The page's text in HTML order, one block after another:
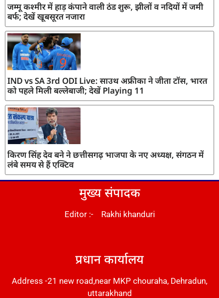
जम्मू कश्मीर में हाड़ कंपाने वाली ठंड शुरू, झीलों व नदियों में जमी
बर्फ; देखें खूबसूरत नजारा
IND vs SA 3rd ODI Live: साउथ अफ्रीका ने जीता टॉस, भारत
को पहले मिली बल्लेबाजी; देखें Playing 11
किरण सिंह देव बने ने छत्तीसगढ़ भाजपा के नए अध्यक्ष, संगठन में
लंबे समय से हैं एक्टिव
मुख्य संपादक
Editor :- Rakhi khanduri
प्रधान कार्यालय
Address -21 new road,near MKP chouraha, Dehradun,
uttarakhand